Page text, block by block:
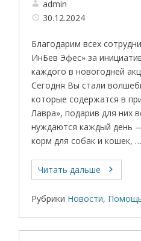
admin
30.12.2024
Благодарим всех
ИнБев Эфес» за
каждого в новогодней
Сегодня Вы стали
которые содержатся в
Лавра», подарив для них
нуждаются каждый день
корм для собак и кошек, …
Читать дальше
Рубрики Новости,